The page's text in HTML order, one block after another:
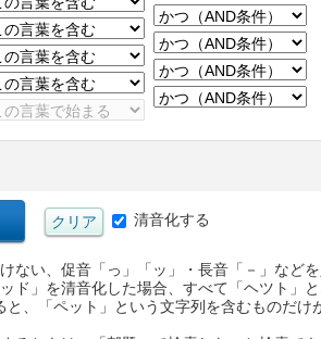
清音化する
い、促音「っ」「ッ」・長音「－」などを
ド」を清音化した場合、すべて「ヘツト」と
、「ペット」という文字列を含むものだけ